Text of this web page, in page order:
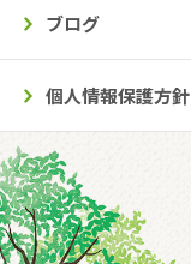
ブログ
個人情報保護方針